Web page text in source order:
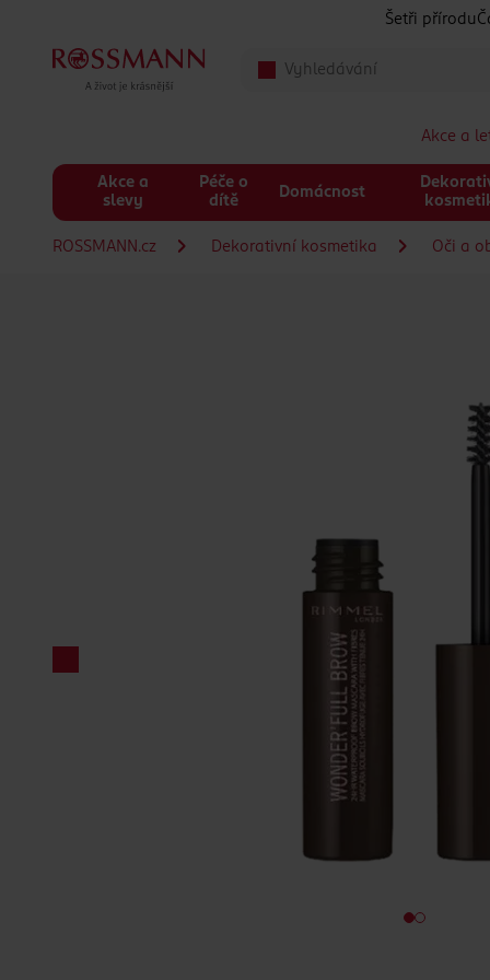
Šetři přírodu
Akce a
Akce a
slevy
Péče o
dítě
Domácnost
ROSSMANN.cz Dekorativní kosmetika Oči a